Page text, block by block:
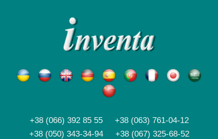
+38 (066) 392 85 55 +38 (063) 761-04-12
+38 (050) 343-34-94 +38 (067) 325-68-52